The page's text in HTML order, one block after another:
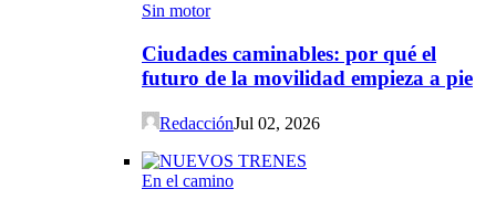
Sin motor
Ciudades caminables: por qué el
futuro de la movilidad empieza a pie
RedacciónJul 02, 2026
En el camino